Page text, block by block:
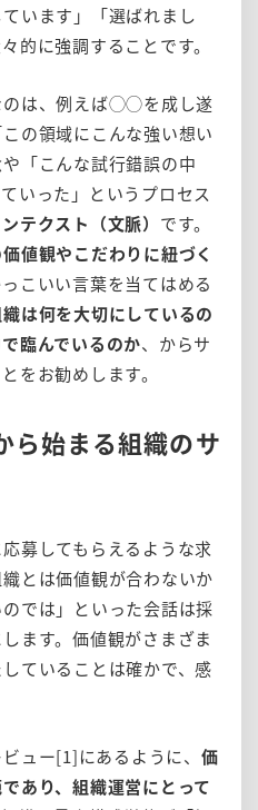
います」「選ばれまし
的に強調することです。
のは、例えば◯◯を成し遂
の領域にこんな強い想い
「こんな試行錯誤の中
いった」というプロセス
テクスト（文脈） です。
値観やこだわりに紐づく
こいい言葉を当てはめる
は何を大切にしているの
臨んでいるのか、からサ
をお勧めします。
ら始まる組織のサ
応募してもらえるような求
とは価値観が合わないか
では」といった会話は採
ます。価値観がさまざま
ていることは確かで、感
ュー[1]にあるように、 価
あり、組織運営にとって